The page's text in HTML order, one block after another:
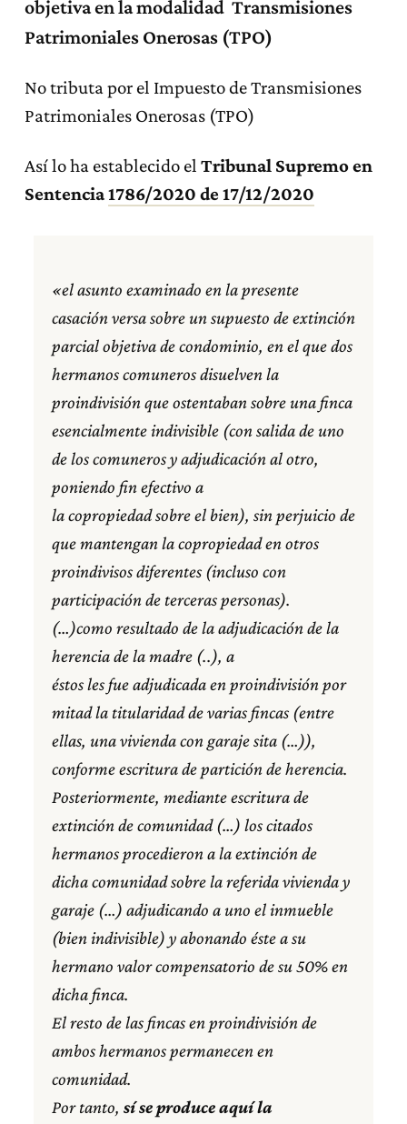
objetiva en la modalidad Transmisiones
Patrimoniales Onerosas (TPO)
No tributa por el Impuesto de Transmisiones
Patrimoniales Onerosas (TPO)
Así lo ha establecido el Tribunal Supremo en
Sentencia1786/2020 de 17/12/2020
«el asunto examinado en la presente
casación versa sobre un supuesto de extinción
parcial objetiva de condominio, en el que dos
hermanos comuneros disuelven la
proindivisión que ostentaban sobre una finca
esencialmente indivisible (con salida de uno
de los comuneros y adjudicación al otro,
poniendo fin efectivo a
la copropiedad sobre el bien), sin perjuicio de
que mantengan la copropiedad en otros
proindivisos diferentes (incluso con
participación de terceras personas).
(…)como resultado de la adjudicación de la
herencia de la madre (..), a
éstos les fue adjudicada en proindivisión por
mitad la titularidad de varias fincas (entre
ellas, una vivienda con garaje sita (…)),
conforme escritura de partición de herencia.
Posteriormente, mediante escritura de
extinción de comunidad (…) los citados
hermanos procedieron a la extinción de
dicha comunidad sobre la referida vivienda y
garaje (…) adjudicando a uno el inmueble
(bien indivisible) y abonando éste a su
hermano valor compensatorio de su 50% en
dicha finca.
El resto de las fincas en proindivisión de
ambos hermanos permanecen en
comunidad.
Por tanto, sí se produce aquí la